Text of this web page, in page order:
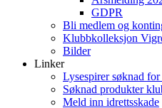
GDPR
Bli medlem og
Klubbkolleksjon
Bilder
Linker
Lysespirer søknad
Søknad produkter
Meld inn idrettsskade